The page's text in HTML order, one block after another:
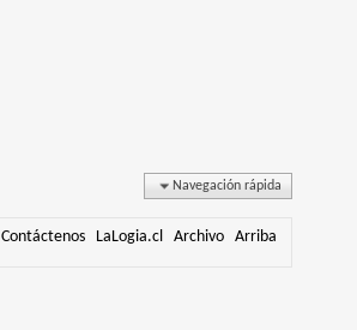
Navegación rápida
Contáctenos LaLogia.cl Archivo Arriba